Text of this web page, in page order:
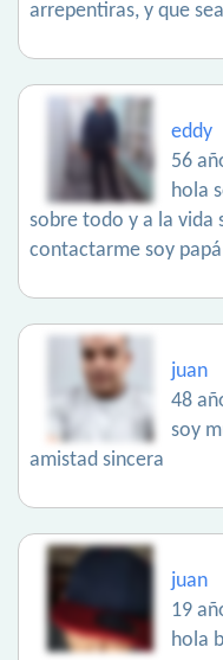
arrepentiras, y que
eddy
56
hola
sobre todo y a la vida
contactarme soy
juan
48
soy
amistad sincera
juan
19
hola